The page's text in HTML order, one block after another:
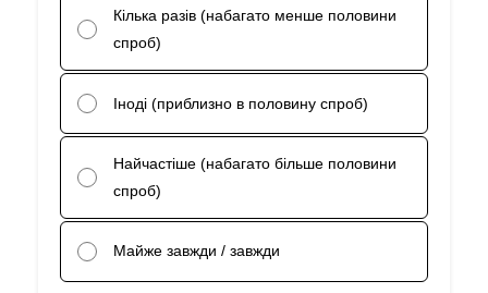
Кілька разів (набагато менше половини
спроб)
Іноді (приблизно в половину спроб)
Найчастіше (набагато більше половини
спроб)
Майже завжди / завжди